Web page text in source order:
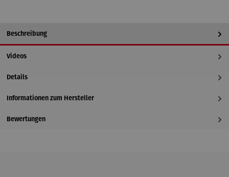
Beschreibung
Videos
Details
Informationen zum Hersteller
Bewertungen